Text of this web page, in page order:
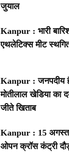
जुयाल
Kanpur : भारी
एथलेटिक्स मीट
Kanpur : जनपदीय
मोतीलाल खेडिया का
जीते खिताब
Kanpur : 15 अगस्त
ओपन क्रॉस कंट्री